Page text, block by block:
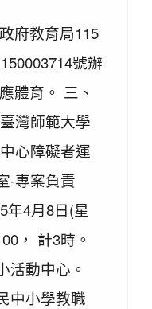
府教育局115
號辦
體育。 三、
灣師範大學
心障礙者運
-專案負責
年4月8日(星
， 計3時。
活動中心。
中小學教職